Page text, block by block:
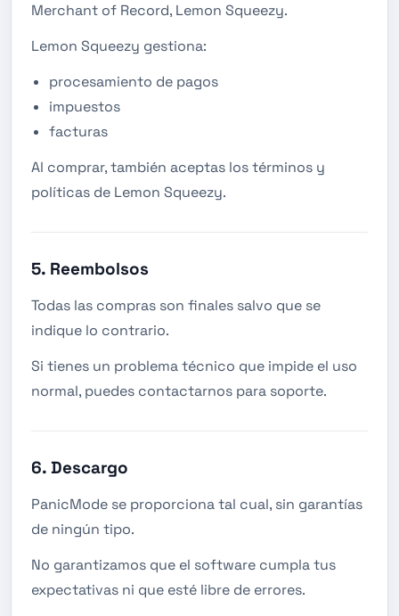
Merchant of Record, Lemon Squeezy.
Lemon Squeezy gestiona:
procesamiento de pagos
impuestos
facturas
Al comprar, también aceptas los términos y
políticas de Lemon Squeezy.
5. Reembolsos
Todas las compras son finales salvo que se
indique lo contrario.
Si tienes un problema técnico que impide el uso
normal, puedes contactarnos para soporte.
6. Descargo
PanicMode se proporciona tal cual, sin garantías
de ningún tipo.
No garantizamos que el software cumpla tus
expectativas ni que esté libre de errores.